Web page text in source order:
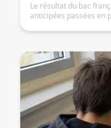
Le résultat du bac
anticipées passées en